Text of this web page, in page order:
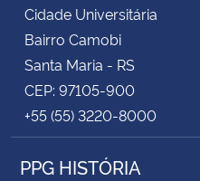
Cidade Universitária
Bairro Camobi
Santa Maria - RS
CEP: 97105-900
+55 (55) 3220-8000
PPG HISTÓRIA